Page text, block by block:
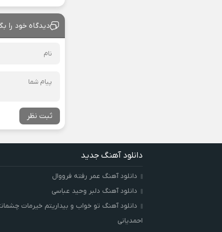
دیدگاه خود را
ثبت نظر
دانلود آهنگ جدید
دانلود آهنگ عمر رفته فرووال
دانلود آهنگ دلبر وحید عباسی
دانلود آهنگ تو خواب و بیداریتم خیرمات
احمدیانی